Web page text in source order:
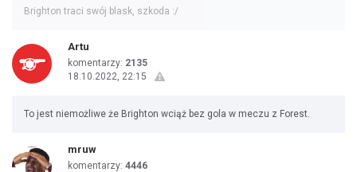
Brighton traci swój blask, szkoda :/
Artu
komentarzy: 2135
18.10.2022, 22:15
To jest niemożliwe że Brighton wciąż bez gola w meczu z Forest.
mruw
komentarzy: 4446